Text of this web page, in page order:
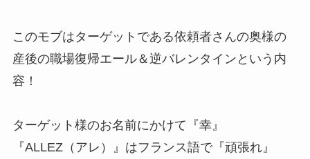
このモブはターゲットである依頼者さんの奥様の
産後の職場復帰エール＆逆バレンタインという内
容！
ターゲット様のお名前にかけて『幸』
『ALLEZ（アレ）』はフランス語で『頑張れ』